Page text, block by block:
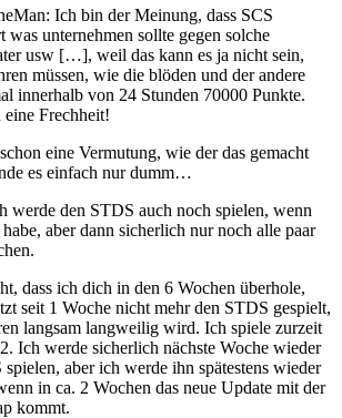
Ich bin der Meinung, dass SCS
was unternehmen sollte gegen solche
usw […], weil das kann es ja nicht sein,
müssen, wie die blöden und der andere
innerhalb von 24 Stunden 70000 Punkte.
Frechheit!
eine Vermutung, wie der das gemacht
es einfach nur dumm…
werde den STDS auch noch spielen, wenn
aber dann sicherlich nur noch alle paar
dass ich dich in den 6 Wochen überhole,
seit 1 Woche nicht mehr den STDS gespielt,
langsam langweilig wird. Ich spiele zurzeit
Ich werde sicherlich nächste Woche wieder
aber ich werde ihn spätestens wieder
in ca. 2 Wochen das neue Update mit der
kommt.